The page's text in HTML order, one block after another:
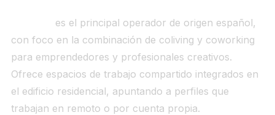
es el principal operador de origen español,
con foco en la combinación de coliving y coworking
para emprendedores y profesionales creativos.
Ofrece espacios de trabajo compartido integrados en
el edificio residencial, apuntando a perfiles que
trabajan en remoto o por cuenta propia.